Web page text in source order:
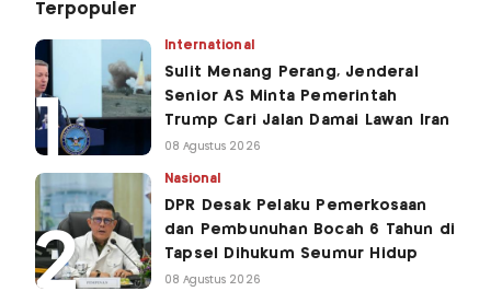
Terpopuler
International
Sulit Menang Perang, Jenderal
Senior AS Minta Pemerintah
Trump Cari Jalan Damai Lawan Iran
08 Agustus 2026
Nasional
DPR Desak Pelaku Pemerkosaan
dan Pembunuhan Bocah 6 Tahun di
Tapsel Dihukum Seumur Hidup
08 Agustus 2026